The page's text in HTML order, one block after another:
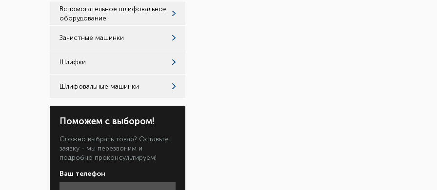
Вспомогательное шлифовальное
оборудование
Зачистные машинки
Шлифки
Шлифовальные машинки
Поможем с выбором!
Сложно выбрать товар? Оставьте
заявку - мы перезвоним и
подробно проконсультируем!
Ваш телефон